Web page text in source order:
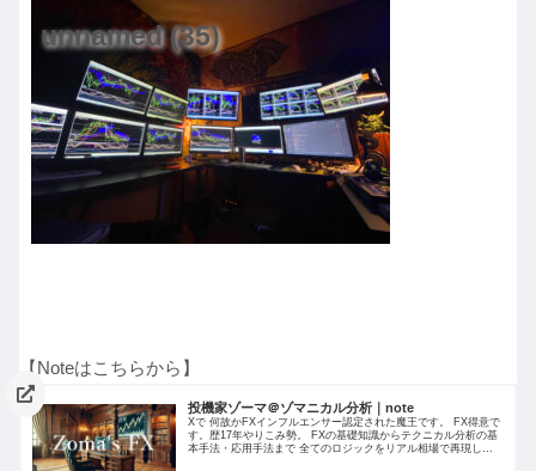
unnamed (35)
【Noteはこちらから】
投機家ゾーマ＠ゾマニカル分析｜note
Xで 何故かFXインフルエンサー認定された魔王です。 FX得意で
す。歴17年やりこみ勢。 FXの基礎知識からテクニカル分析の基
本手法・応用手法まで 全てのロジックをリアル相場で再現しつ